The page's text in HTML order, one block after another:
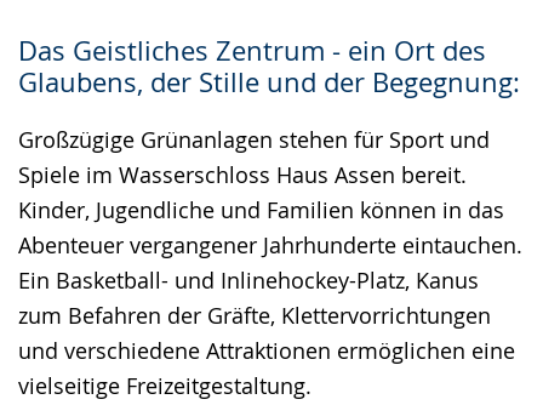
Das Geistliches Zentrum - ein Ort des
Glaubens, der Stille und der Begegnung:
Großzügige Grünanlagen stehen für Sport und
Spiele im Wasserschloss Haus Assen bereit.
Kinder, Jugendliche und Familien können in das
Abenteuer vergangener Jahrhunderte eintauchen.
Ein Basketball- und Inlinehockey-Platz, Kanus
zum Befahren der Gräfte, Klettervorrichtungen
und verschiedene Attraktionen ermöglichen eine
vielseitige Freizeitgestaltung.